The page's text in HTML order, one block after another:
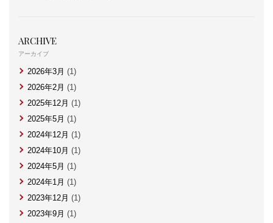
ARCHIVE
アーカイブ
2026年3月 (1)
2026年2月 (1)
2025年12月 (1)
2025年5月 (1)
2024年12月 (1)
2024年10月 (1)
2024年5月 (1)
2024年1月 (1)
2023年12月 (1)
2023年9月 (1)